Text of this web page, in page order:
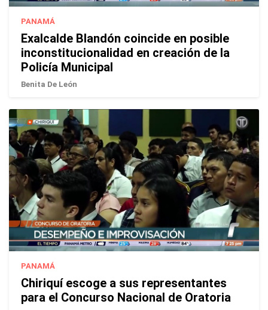
PANAMÁ
Exalcalde Blandón coincide en posible
inconstitucionalidad en creación de la
Policía Municipal
Benita De León
PANAMÁ
Chiriquí escoge a sus representantes
para el Concurso Nacional de Oratoria